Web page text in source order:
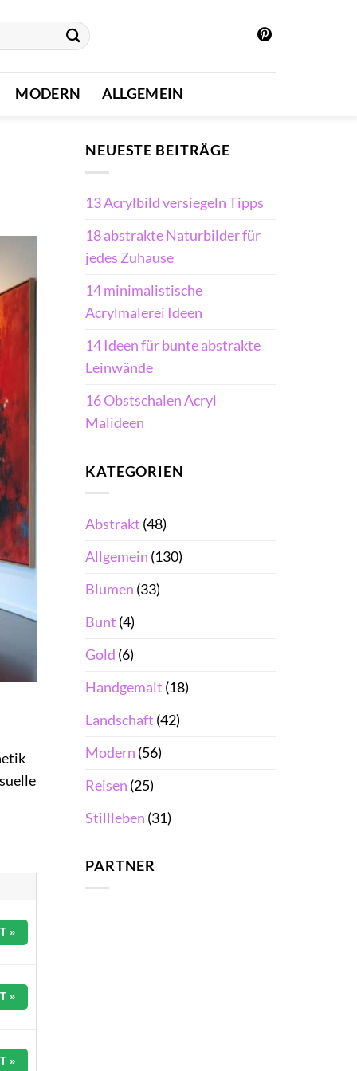
MODERN ALLGEMEIN
»
»
»
NEUESTE BEITRÄGE
13 Acrylbild versiegeln Tipps
18 abstrakte Naturbilder für
jedes Zuhause
14 minimalistische
Acrylmalerei Ideen
14 Ideen für bunte abstrakte
Leinwände
16 Obstschalen Acryl
Malideen
KATEGORIEN
Abstrakt (48)
Allgemein (130)
Blumen (33)
Bunt (4)
Gold (6)
Handgemalt (18)
Landschaft (42)
Modern (56)
Reisen (25)
Stillleben (31)
PARTNER